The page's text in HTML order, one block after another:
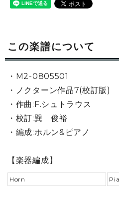
この楽譜について
・M2-0805501
・ノクターン作品7(校訂版)
・作曲:F.シュトラウス
・校訂:巽 俊裕
・編成:ホルン&ピアノ
【楽器編成】
Horn